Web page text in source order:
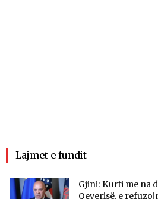
Lajmet e fundit
Gjini: Kurti me na
Qeverisë, e